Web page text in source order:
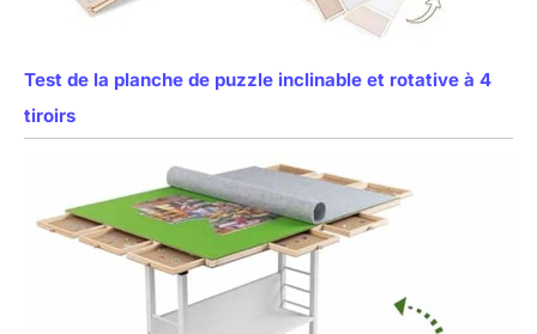
Test de la planche de puzzle inclinable et rotative à 4
tiroirs